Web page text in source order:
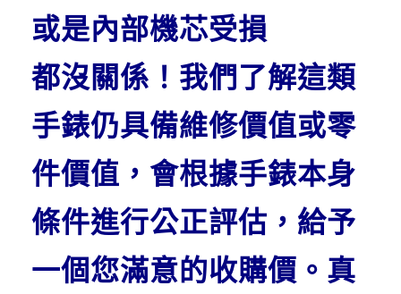
或是內部機芯受損
都沒關係！我們了解這類
手錶仍具備維修價值或零
件價值，會根據手錶本身
條件進行公正評估，給予
一個您滿意的收購價。真